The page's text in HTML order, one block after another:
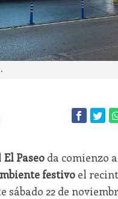
El Paseoda comienzo
festivoel
sábado 22 de